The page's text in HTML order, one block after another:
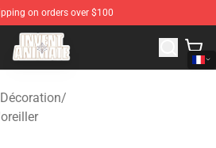
on orders over $100
- Official Invent Animate
/